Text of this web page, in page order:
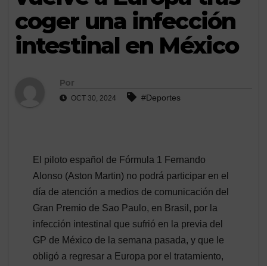
coger una infección
intestinal en México
Por
OCT 30, 2024 #Deportes
El piloto español de Fórmula 1 Fernando
Alonso (Aston Martin) no podrá participar en el
día de atención a medios de comunicación del
Gran Premio de Sao Paulo, en Brasil, por la
infección intestinal que sufrió en la previa del
GP de México de la semana pasada, y que le
obligó a regresar a Europa por el tratamiento,